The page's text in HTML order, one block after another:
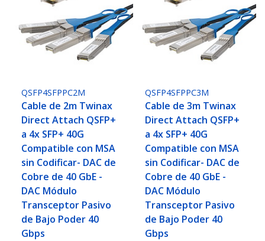
QSFP4SFPPC2M
Cable de 2m Twinax
Direct Attach QSFP+
a 4x SFP+ 40G
Compatible con MSA
sin Codificar- DAC de
Cobre de 40 GbE -
DAC Módulo
Transceptor Pasivo
de Bajo Poder 40
Gbps
QSFP4SFPPC3M
Cable de 3m Twinax
Direct Attach QSFP+
a 4x SFP+ 40G
Compatible con MSA
sin Codificar- DAC de
Cobre de 40 GbE -
DAC Módulo
Transceptor Pasivo
de Bajo Poder 40
Gbps